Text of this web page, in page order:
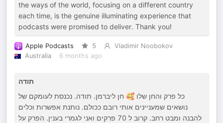
the ways of the world, focusing on a different country
each time, is the genuine illuminating experience that
podcasts were promised to deliver. Thank you!
Apple Podcasts 5
Vladimir Noobokov
Australia
6 months ago
תודה
כל פרק והחן שלו 🥰 חן ליברמן. תודה. נכנסת לעומקם של
נושאים שמעניינים אותי רובם ככולם. נותנת אפשרות וכלים
להבנה ומבט רחב. קרוב ל 70 פרקים ואני לגמרי בענין. הפרק על